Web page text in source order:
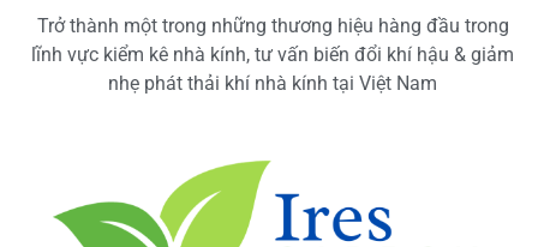
Trở thành một trong những thương hiệu hàng đầu trong
lĩnh vực kiểm kê nhà kính, tư vấn biến đổi khí hậu & giảm
nhẹ phát thải khí nhà kính tại Việt Nam